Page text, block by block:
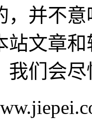
，并不
站文章
我们会